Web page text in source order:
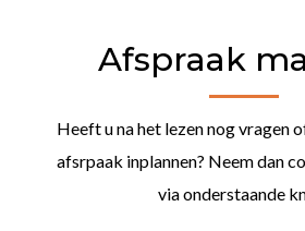
Afspraak
Heeft u na het lezen nog vragen
afsrpaak inplannen? Neem dan
via onderstaande